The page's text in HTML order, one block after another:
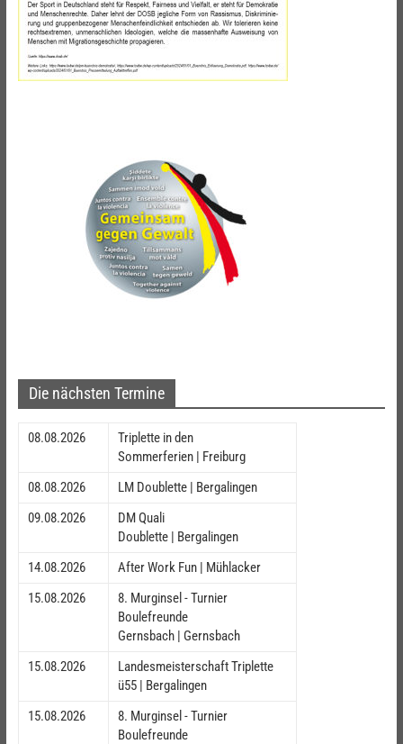
Die nächsten Termine
08.08.2026
Triplette in den
Sommerferien | Freiburg
08.08.2026
LM Doublette | Bergalingen
09.08.2026
DM Quali
Doublette | Bergalingen
14.08.2026
After Work Fun | Mühlacker
15.08.2026
8. Murginsel - Turnier
Boulefreunde
Gernsbach | Gernsbach
15.08.2026
Landesmeisterschaft Triplette
ü55 | Bergalingen
15.08.2026
8. Murginsel - Turnier
Boulefreunde